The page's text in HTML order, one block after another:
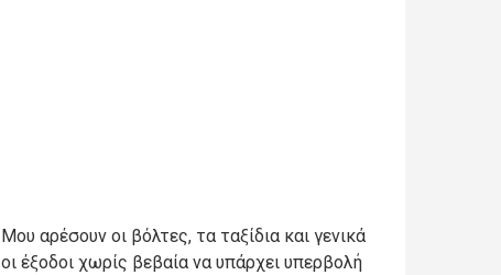
Μου αρέσουν οι βόλτες, τα ταξίδια και γενικά
οι έξοδοι χωρίς βεβαία να υπάρχει υπερβολή